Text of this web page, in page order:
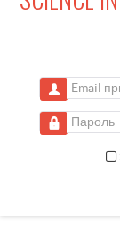
Email
Пароль